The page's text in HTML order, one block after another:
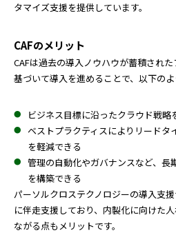
タマイズ支援を提供しています。
CAFのメリット
CAFは過去の導入ノウハウが蓄積され
基づいて導入を進めることで、以下のよ
ビジネス目標に沿ったクラウド戦略
ベストプラクティスによりリードタ
を軽減できる
管理の自動化やガバナンスなど、長
を構築できる
パーソルクロステクノロジーの導入支
に伴走支援しており、内製化に向けた
ながる点もメリットです。